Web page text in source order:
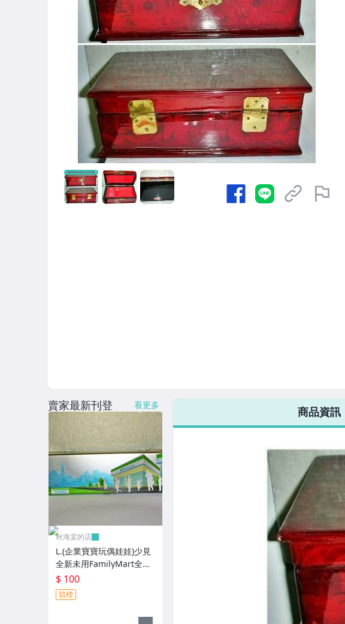
商品資訊
賣家最新刊登 看更多
秋海棠的店
L.(企業寶寶玩偶娃娃)少見
全新未用FamilyMart全家
便利商店鐵質筆盒!--值得
擁有!
$ 100
競標